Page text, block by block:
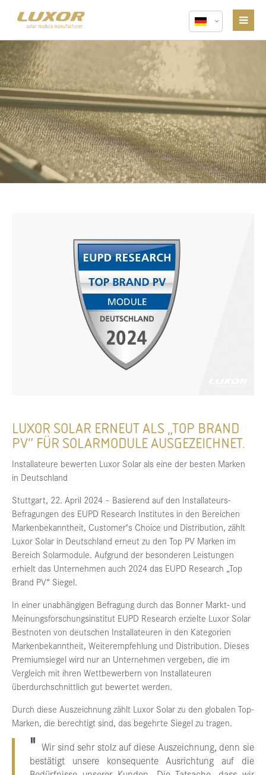
LUXOR SOLAR ERNEUT ALS „TOP BRAND
PV“ FÜR SOLARMODULE AUSGEZEICHNET.
Installateure bewerten Luxor Solar als eine der besten Marken
in Deutschland
Stuttgart, 22. April 2024 – Basierend auf den Installateurs-
Befragungen des EUPD Research Institutes in den Bereichen
Markenbekanntheit, Customer‘s Choice und Distribution, zählt
Luxor Solar in Deutschland erneut zu den Top PV Marken im
Bereich Solarmodule. Aufgrund der besonderen Leistungen
erhielt das Unternehmen auch 2024 das EUPD Research „Top
Brand PV“ Siegel.
In einer unabhängigen Befragung durch das Bonner Markt- und
Meinungsforschungsinstitut EUPD Research erzielte Luxor Solar
Bestnoten von deutschen Installateuren in den Kategorien
Markenbekanntheit, Weiterempfehlung und Distribution. Dieses
Premiumsiegel wird nur an Unternehmen vergeben, die im
Vergleich mit ihren Wettbewerbern von Installateuren
überdurchschnittlich gut bewertet werden.
Durch diese Auszeichnung zählt Luxor Solar zu den globalen Top-
Marken, die berechtigt sind, das begehrte Siegel zu tragen.
Wir sind sehr stolz auf diese Auszeichnung, denn sie
bestätigt unsere konsequente Ausrichtung auf die